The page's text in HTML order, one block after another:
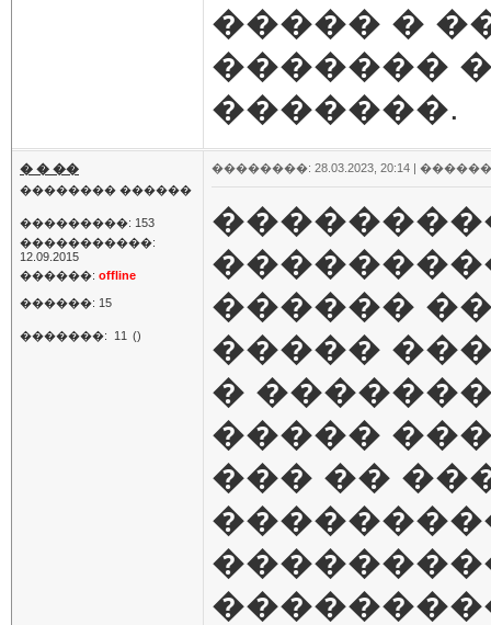
����� �
�������
�������.
� � ��
�������� ������
���������: 153
�����������:
12.09.2015
������: offline
������: 15
�������: 11 ()
��������: 28.03.2023, 20:14 |
������
�����
�
�����
��� ��